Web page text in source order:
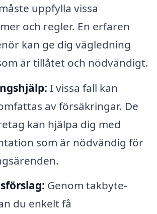
uppfylla vissa
och regler. En erfaren
kan ge dig vägledning
är tillåtet och nödvändigt.
I vissa fall kan
av försäkringar. De
kan hjälpa dig med
som är nödvändig för
Genom takbyte-
du enkelt få